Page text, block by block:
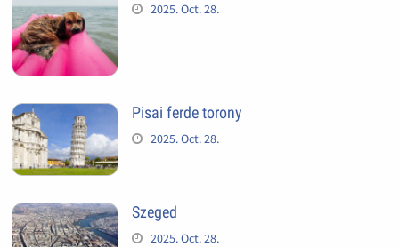
2025. Oct. 28.
Pisai ferde torony
2025. Oct. 28.
Szeged
2025. Oct. 28.